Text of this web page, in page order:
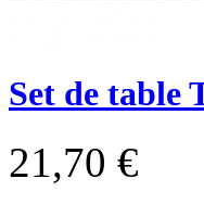
Set de table
21,70 €